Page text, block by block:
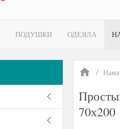
ПОДУШКИ ОДЕЯЛА
70х200